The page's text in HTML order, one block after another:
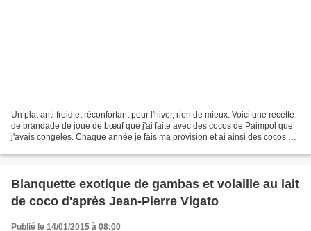
Un plat anti froid et réconfortant pour l'hiver, rien de mieux. Voici une recette
de brandade de joue de bœuf que j'ai faite avec des cocos de Paimpol que
j'avais congelés. Chaque année je fais ma provision et ai ainsi des cocos de
Blanquette exotique de gambas et volaille au lait
de coco d'après Jean-Pierre Vigato
Publié le 14/01/2015 à 08:00